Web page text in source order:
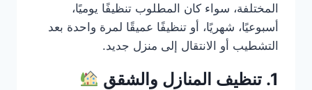
المختلفة، سواء كان المطلوب تنظيفًا يوميًا،
أسبوعيًا، شهريًا، أو تنظيفًا عميقًا لمرة واحدة بعد
التشطيب أو الانتقال إلى منزل جديد.
1. تنظيف المنازل والشقق